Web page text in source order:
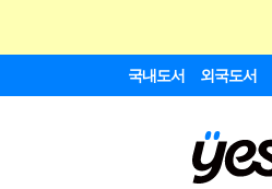
국내도서 외국도서